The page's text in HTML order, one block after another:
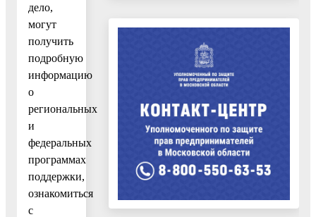
дело,
могут
получить
подробную
информацию
о
региональных
и
федеральных
программах
поддержки,
ознакомиться
с